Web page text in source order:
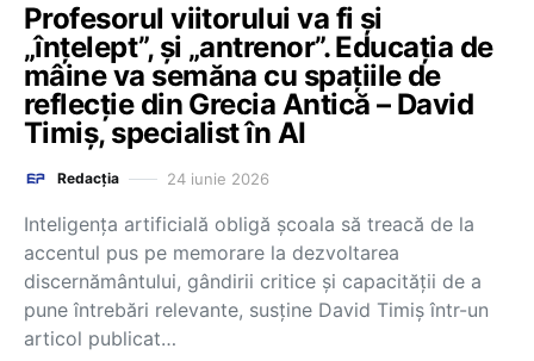
Profesorul viitorului va fi și
„înțelept”, și „antrenor”. Educația de
mâine va semăna cu spațiile de
reflecție din Grecia Antică – David
Timiș, specialist în AI
Redacția 24 iunie 2026
Inteligența artificială obligă școala să treacă de la
accentul pus pe memorare la dezvoltarea
discernământului, gândirii critice și capacității de a
pune întrebări relevante, susține David Timiș într-un
articol publicat…